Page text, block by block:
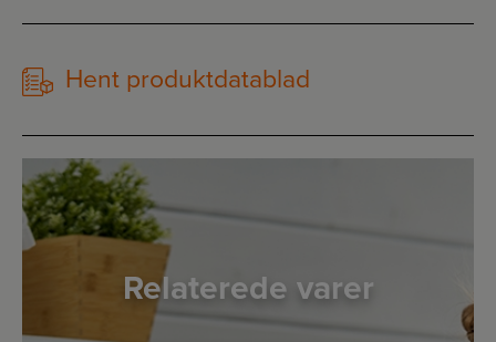
Hent produktdatablad
Relaterede varer